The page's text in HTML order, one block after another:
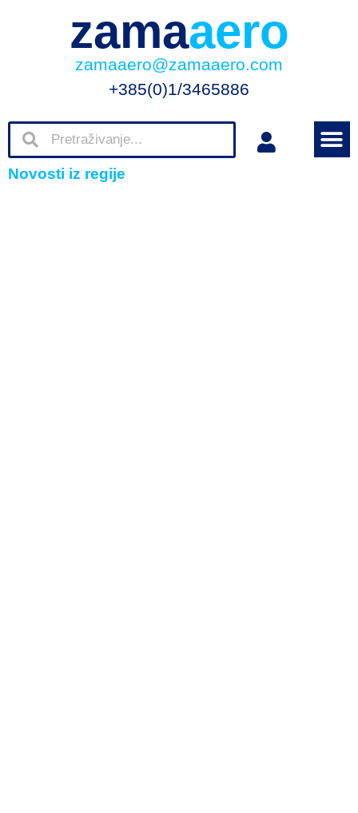
zamaaero
zamaaero@zamaaero.com
+385(0)1/3465886
Novosti iz regije